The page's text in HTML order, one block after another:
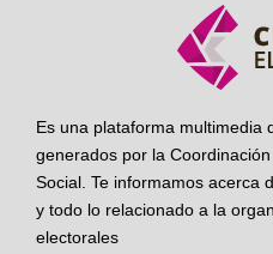
Es una plataforma multimedia
generados por la
Social. Te informamos acerca
y todo lo relacionado a la
electorales